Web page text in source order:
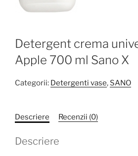
Detergent crema
Apple 700 ml Sano X
Categorii: Detergenti vase, SANO
Descriere Recenzii (0)
Descriere